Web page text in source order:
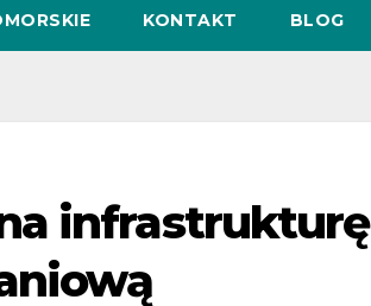
KONTAKT BLOG
infrastrukturę